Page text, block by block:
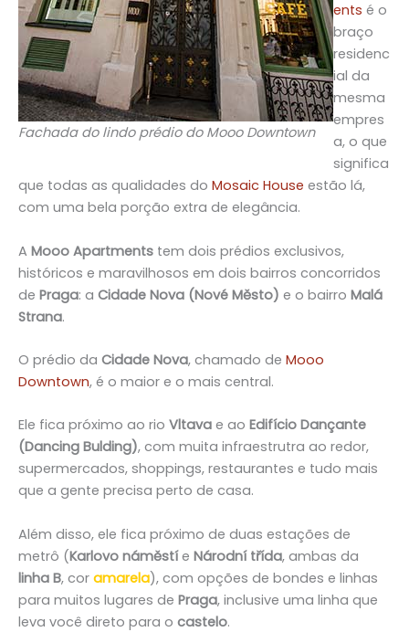
Fachada do lindo prédio do Mooo Downtown
ents é o
braço
residenc
ial da
mesma
empres
a, o que
significa
que todas as qualidades do Mosaic House estão lá,
com uma bela porção extra de elegância.
A Mooo Apartments tem dois prédios exclusivos,
históricos e maravilhosos em dois bairros concorridos
de Praga: a Cidade Nova (Nové Město) e o bairro Malá
Strana.
O prédio da Cidade Nova, chamado de Mooo
Downtown, é o maior e o mais central.
Ele fica próximo ao rio Vltava e ao Edifício Dançante
(Dancing Bulding), com muita infraestrutra ao redor,
supermercados, shoppings, restaurantes e tudo mais
que a gente precisa perto de casa.
Além disso, ele fica próximo de duas estações de
metrô (Karlovo náměstíe Národní třída, ambas da
linha B, cor amarela), com opções de bondes e linhas
para muitos lugares de Praga, inclusive uma linha que
leva você direto para o castelo.